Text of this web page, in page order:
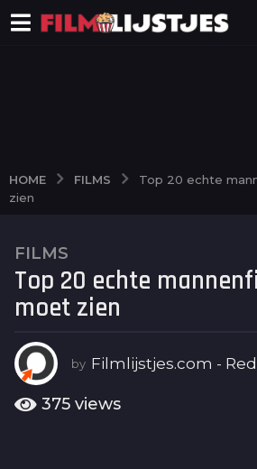
HOME FILMS
Top 20 echte
zien
2
j
a
a
g
o
FILMS
Top 20 echte
moet zien
by Filmlijstjes.com -
375 views